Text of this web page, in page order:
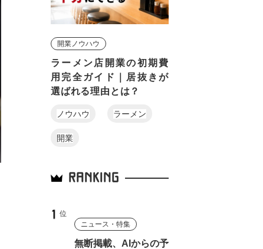
開業ノウハウ
ラーメン店開業の初期費
用完全ガイド｜居抜きが
選ばれる理由とは？
ノウハウ ラーメン
開業
RANKING
ニュース・特集
無断掲載、AIからの予